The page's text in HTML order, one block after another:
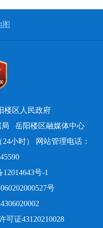
图
楼区人民政府
岳阳楼区融媒体中心
小时） 网站管理电话：
12014643号-1
号
可证43120210028